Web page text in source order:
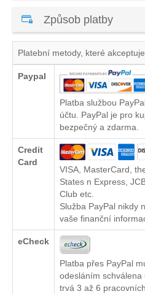
Způsob platby
Platební metody, které
Paypal
Platba službou
účtu. PayPal je pro
bezpečný a zdarma.
Credit
Card
VISA, MasterCard,
States n Express,
Club etc.
Služba PayPal nikdy
vaše finanční
eCheck
Platba přes PayPal
odesláním schválena
trvá 3 až 6